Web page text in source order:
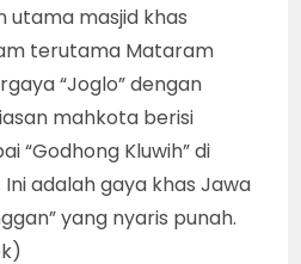
utama masjid khas
terutama Mataram
“Joglo” dengan
mahkota berisi
“Godhong Kluwih” di
Ini adalah gaya khas Jawa
yang nyaris punah.